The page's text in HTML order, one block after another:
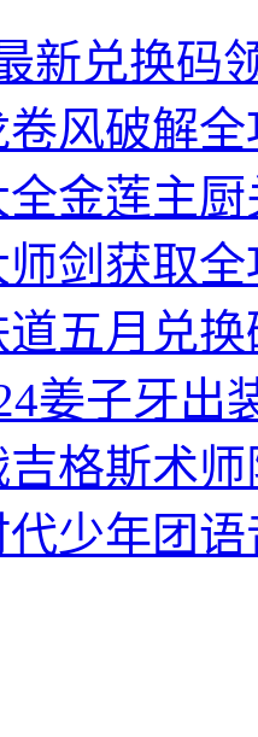
新兑换码
风破解全
金莲主
剑获取
五月兑
姜子牙出
格斯术
少年团